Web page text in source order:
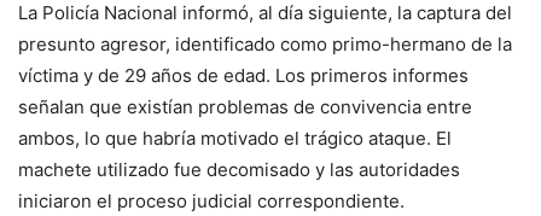
La Policía Nacional informó, al día siguiente, la captura del
presunto agresor, identificado como primo-hermano de la
víctima y de 29 años de edad. Los primeros informes
señalan que existían problemas de convivencia entre
ambos, lo que habría motivado el trágico ataque. El
machete utilizado fue decomisado y las autoridades
iniciaron el proceso judicial correspondiente.